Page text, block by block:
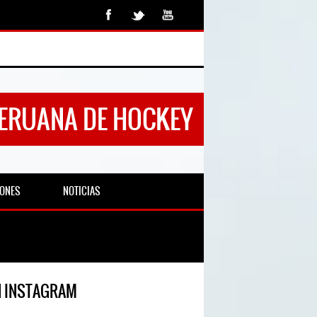
DE HOCKEY
NOTICIAS
INSTAGRAM